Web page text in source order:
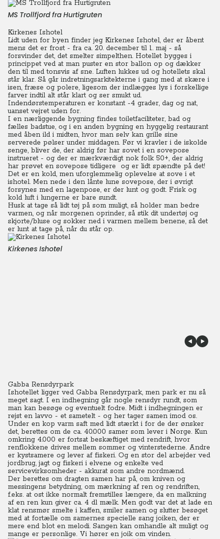
MS Trollfjord fra Hurtigruten
Kirkenes Ishotel
Lidt uden for byen finder jeg Kirkenes Ishotel, der er åbent
mens det er frost - fra ca. 20. december til 1. maj - så
forsvinder det, det smelter simpelthen. Hotellet bygges i
princippet ved at man puster en stor ballon op og dækker
den til med tonsvis af sne. Luften lukkes ud og hotellets skal
står klar. Så går indretningsarkitekterne i gang med at skære i
isen, fræse og polere, ligesom der indlægges lys i forskellige
farver indtil alt står klart og ser smukt ud.
Indendørstemperaturen er konstant -4 grader, dag og nat,
uanset vejret uden for.
I en nærliggende bygning findes toiletfaciliteter, bad og
fælles badstue, og i en anden bygning en hyggelig restaurant
med åben ild i midten, hvor man selv kan grille sine
serverede pølser under middagen. Før vi kravler i de iskolde
senge, bliver de, der aldrig før har sovet i en sovepose
instrueret - og der er mærkværdigt nok folk 50+, der aldrig
har prøvet en sovepose tidligere og er lidt spændte på det!
Det er en kold, men uforglemmelig oplevelse at sove i et
ishotel. Men nede i den lånte lune sovepose, der i øvrigt
forsynes med en lagenpose, er der lunt og godt. Frisk og
kold luft i lungerne er bare sundt.
Husk at tage så lidt tøj på som muligt, så holder man bedre
varmen, og når morgenen oprinder, så stik dit undertøj og
skjorte/bluse og sokker ned i varmen mellem benene, så det
er lunt at tage på, når du står op.
Kirkenes Ishotel
Gabba Rensdyrpark
Ishotellet ligger ved Gabba Rensdyrpark, men park er nu så
meget sagt. I en indhegning går nogle rensdyr rundt, som
man kan besøge og eventuelt fodre. Midt i indhegningen er
rejst en lavvo - et sametelt - og her tager samen imod os.
Under en kop varm saft med lidt stærkt i for de der ønsker
det, berettes om de ca. 40.000 samer som lever i Norge. Kun
omkring 4.000 er fortsat beskæftiget med rendrift, hvor
renflokkene drives mellem sommer og vinterstederne. Andre
er kystsamere og lever af fiskeri. Og en stor del arbejder ved
jordbrug, jagt og fiskeri i elvene og enkelte ved
servicevirksomheder - akkurat som andre nordmænd.
Der berettes om dragten samen har på, om kniven og
messingens betydning, om mærkning af ren og rendriften,
f.eks. at ost ikke normalt fremstilles længere, da en malkning
af en ren kun giver ca. 4 dl mælk. Men godt var det at lade en
klat rensmør smelte i kaffen, smiler samen og slutter besøget
med at fortælle om samernes specielle sang joiken, der er
mere end blot en melodi. Sangen kan omhandle alt muligt og
mange er personlige. Vi hører en joik om vinden.